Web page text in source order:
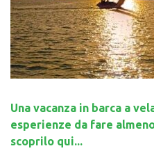
Una vacanza in barca a
esperienze da fare
scoprilo qui...